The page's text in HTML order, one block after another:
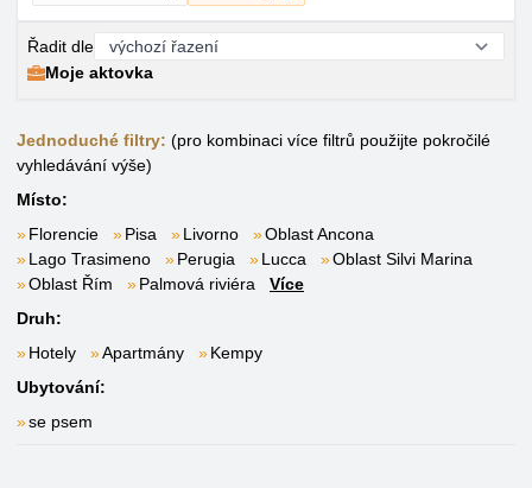
Řadit dle
Moje aktovka
Jednoduché filtry: (pro kombinaci více filtrů použijte pokročilé
vyhledávání výše)
Místo:
Florencie
Pisa Livorno
Oblast Ancona
Lago Trasimeno
Perugia Lucca
Oblast Silvi Marina
Oblast Řím
Palmová riviéra
Více
Druh:
Hotely
Apartmány
Kempy
Ubytování:
se psem